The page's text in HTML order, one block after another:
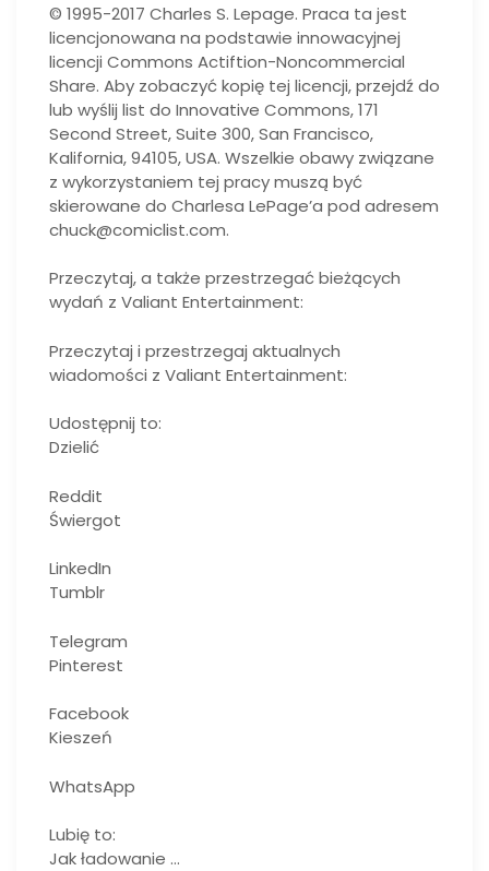
© 1995-2017 Charles S. Lepage. Praca ta jest
licencjonowana na podstawie innowacyjnej
licencji Commons Actiftion-Noncommercial
Share. Aby zobaczyć kopię tej licencji, przejdź do
lub wyślij list do Innovative Commons, 171
Second Street, Suite 300, San Francisco,
Kalifornia, 94105, USA. Wszelkie obawy związane
z wykorzystaniem tej pracy muszą być
skierowane do Charlesa LePage’a pod adresem
chuck@comiclist.com.
Przeczytaj, a także przestrzegać bieżących
wydań z Valiant Entertainment:
Przeczytaj i przestrzegaj aktualnych
wiadomości z Valiant Entertainment:
Udostępnij to:
Dzielić
Reddit
Świergot
LinkedIn
Tumblr
Telegram
Pinterest
Facebook
Kieszeń
WhatsApp
Lubię to:
Jak ładowanie …